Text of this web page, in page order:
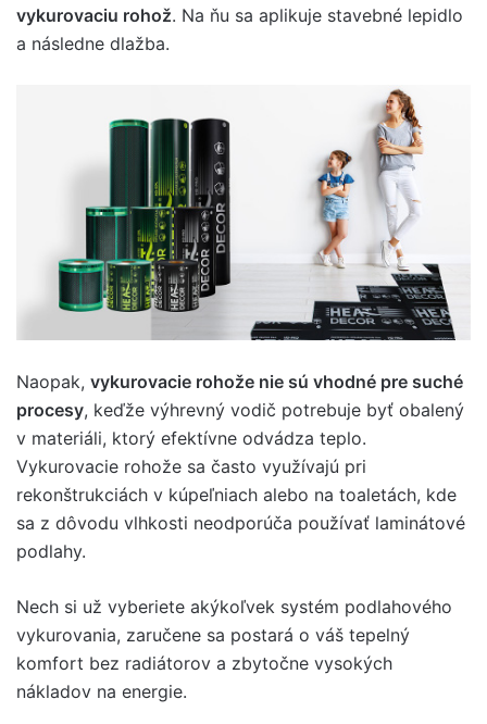
vykurovaciu rohož. Na ňu sa aplikuje stavebné lepidlo
a následne dlažba.
Naopak, vykurovacie rohože nie sú vhodné pre suché
procesy, keďže výhrevný vodič potrebuje byť obalený
v materiáli, ktorý efektívne odvádza teplo.
Vykurovacie rohože sa často využívajú pri
rekonštrukciách v kúpeľniach alebo na toaletách, kde
sa z dôvodu vlhkosti neodporúča používať laminátové
podlahy.
Nech si už vyberiete akýkoľvek systém podlahového
vykurovania, zaručene sa postará o váš tepelný
komfort bez radiátorov a zbytočne vysokých
nákladov na energie.